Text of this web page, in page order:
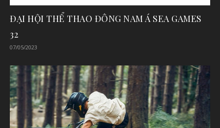
ĐẠI HỘI THỂ THAO ĐÔNG NAM Á SEA GAMES
32
07/05/2023